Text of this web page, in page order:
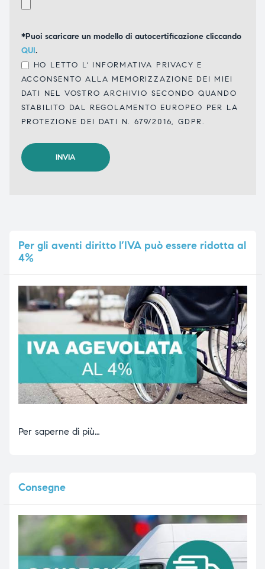
*Puoi scaricare un modello di autocertificazione cliccando
QUI.
HO LETTO L' INFORMATIVA PRIVACY E
ACCONSENTO ALLA MEMORIZZAZIONE DEI MIEI
DATI NEL VOSTRO ARCHIVIO SECONDO QUANDO
STABILITO DAL REGOLAMENTO EUROPEO PER LA
PROTEZIONE DEI DATI N. 679/2016, GDPR.
Pergli aventi diritto l’IVA può essere ridotta al
4%
Per saperne di più…
Consegne